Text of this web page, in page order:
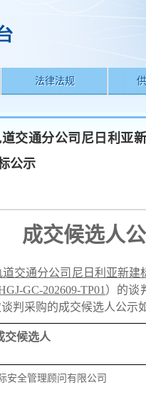
法律法规
交通分公司尼日利亚
公示
成交候选人
交通分公司 尼日利亚新建
GC-202609-TP01 ）的谈
判采购的成交候选人公示
交候选人
全管理顾问有限公司